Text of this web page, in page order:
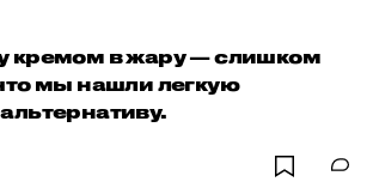
кремом в жару — слишком
мы нашли легкую